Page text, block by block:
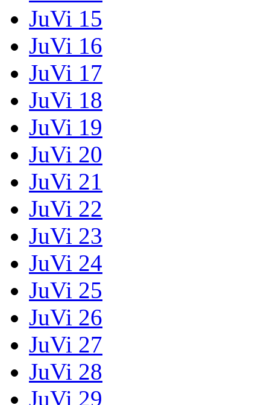
JuVi 15
JuVi 16
JuVi 17
JuVi 18
JuVi 19
JuVi 20
JuVi 21
JuVi 22
JuVi 23
JuVi 24
JuVi 25
JuVi 26
JuVi 27
JuVi 28
JuVi 29